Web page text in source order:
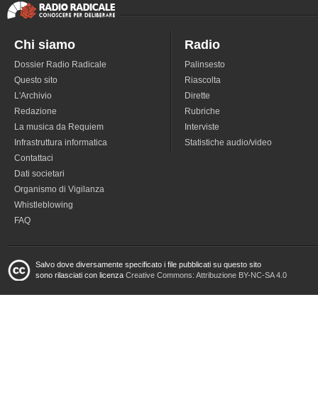
Chi siamo
Dossier Radio Radicale
Questo sito
L'Archivio
Redazione
La musica da Requiem
Infrastruttura informatica
Contattaci
Dati societari
Organismo di Vigilanza
Whistleblowing
FAQ
Radio
Palinsesto
Riascolta
Dirette
Rubriche
Interviste
Statistiche audio/video
Salvo dove diversamente specificato i file pubblicati su questo sito
sono rilasciati con licenza Creative Commons: Attribuzione BY-NC-SA 4.0